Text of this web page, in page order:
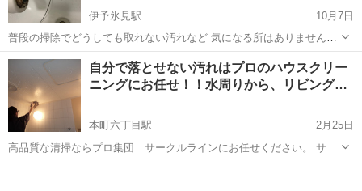
伊予氷見駅
10月7日
普段の掃除でどうしても取れない汚れなど 気になる所はありません
か？ キッチンコンロ、換気扇 洗面台についたカリカリ汚れ お風呂場
タイルの黒ずみ など 網戸張替えも承ります キッチン1式、お風呂1式
で 業者さんに頼むと軽く...
愛媛 西条市 伊予氷見駅 ハウスクリーニング タイル
自分で落とせない汚れはプロのハウスクリー
ニングにお任せ！！水周りから、リビング…
本町六丁目駅
2月25日
高品質な清掃ならプロ集団 サークルラインにお任せください。 サー